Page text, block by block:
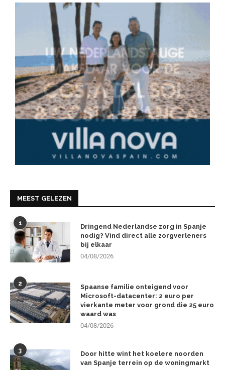
MEEST GELEZEN
1
Dringend Nederlandse zorg in Spanje
nodig? Vind direct alle zorgverleners
bij elkaar
04/08/2026
2
Spaanse familie onteigend voor
Microsoft-datacenter: 2 euro per
vierkante meter voor grond die 25 euro
waard was
04/08/2026
3
Door hitte wint het koelere noorden
van Spanje terrein op de woningmarkt